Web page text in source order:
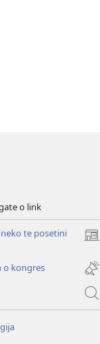
o link
neko te posetini
o kongres